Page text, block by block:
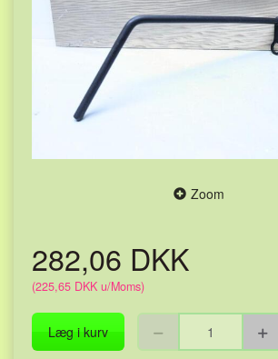
Zoom
282,06 DKK
(225,65 DKK u/Moms)
Læg i kurv